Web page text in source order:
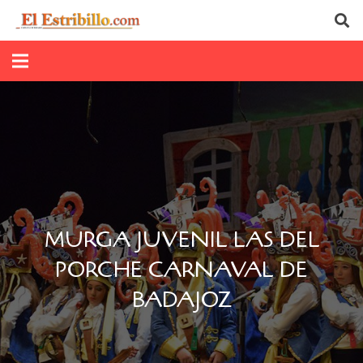
MURGA JUVENIL LAS DEL
PORCHE CARNAVAL DE
BADAJOZ